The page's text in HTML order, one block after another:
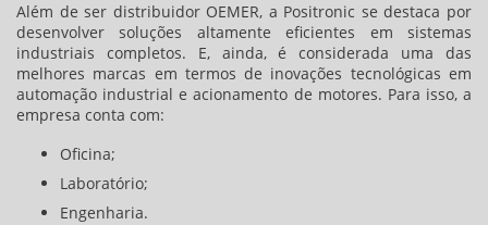
Além de ser distribuidor OEMER, a Positronic se destaca por
desenvolver soluções altamente eficientes em sistemas
industriais completos. E, ainda, é considerada uma das
melhores marcas em termos de inovações tecnológicas em
automação industrial e acionamento de motores. Para isso, a
empresa conta com:
Oficina;
Laboratório;
Engenharia.